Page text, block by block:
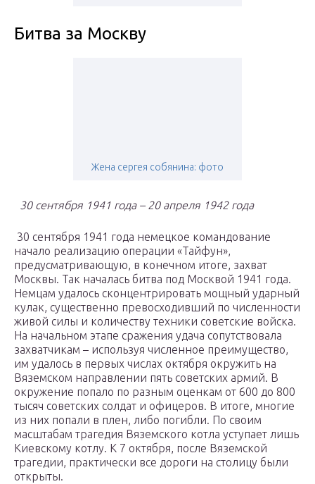
Битва за Москву
Жена сергея собянина: фото
30 сентября 1941 года – 20 апреля 1942 года
30 сентября 1941 года немецкое командование
начало реализацию операции «Тайфун»,
предусматривающую, в конечном итоге, захват
Москвы. Так началась битва под Москвой 1941 года.
Немцам удалось сконцентрировать мощный ударный
кулак, существенно превосходивший по численности
живой силы и количеству техники советские войска.
На начальном этапе сражения удача сопутствовала
захватчикам – используя численное преимущество,
им удалось в первых числах октября окружить на
Вяземском направлении пять советских армий. В
окружение попало по разным оценкам от 600 до 800
тысяч советских солдат и офицеров. В итоге, многие
из них попали в плен, либо погибли. По своим
масштабам трагедия Вяземского котла уступает лишь
Киевскому котлу. К 7 октября, после Вяземской
трагедии, практически все дороги на столицу были
открыты.